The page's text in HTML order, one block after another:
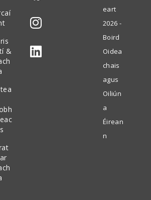
&
Oscail
i
gcluaisín
nua
Oscail
i
eart
2026 -
Boird
Oidea
chais
agus
Oiliún
a
Éirean
n